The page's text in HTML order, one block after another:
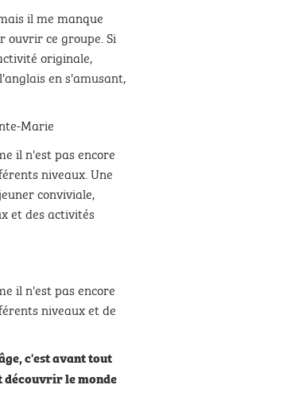
il me manque
ouvrir ce groupe. Si
originale,
en s'amusant,
Marie
il n'est pas encore
niveaux. Une
conviviale,
et des activités
il n'est pas encore
niveaux et de
c'est avant tout
le monde